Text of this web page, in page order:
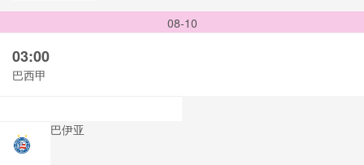
08-10
03:00
巴西甲
巴伊亚